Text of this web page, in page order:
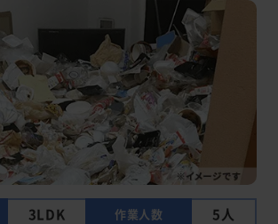
3LDK 作業人数 5人